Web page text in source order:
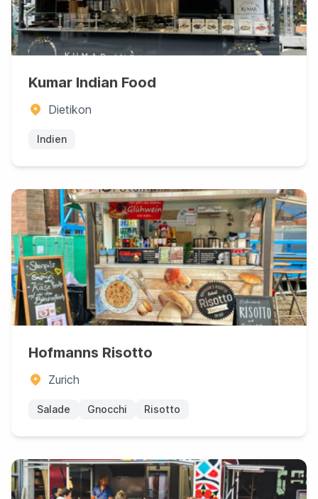
Kumar Indian Food
Dietikon
Indien
Hofmanns Risotto
Zurich
Salade Gnocchi Risotto